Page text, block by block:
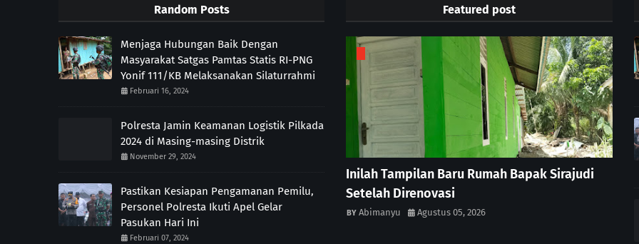
Random Posts
Menjaga Hubungan Baik Dengan
Masyarakat Satgas Pamtas Statis RI-PNG
Yonif 111/KB Melaksanakan Silaturrahmi
Februari 16, 2024
Polresta Jamin Keamanan Logistik Pilkada
2024 di Masing-masing Distrik
November 29, 2024
Pastikan Kesiapan Pengamanan Pemilu,
Personel Polresta Ikuti Apel Gelar
Pasukan Hari Ini
Februari 07, 2024
Featured post
Inilah Tampilan Baru Rumah Bapak Sirajudi
Setelah Direnovasi
Abimanyu Agustus 05, 2026